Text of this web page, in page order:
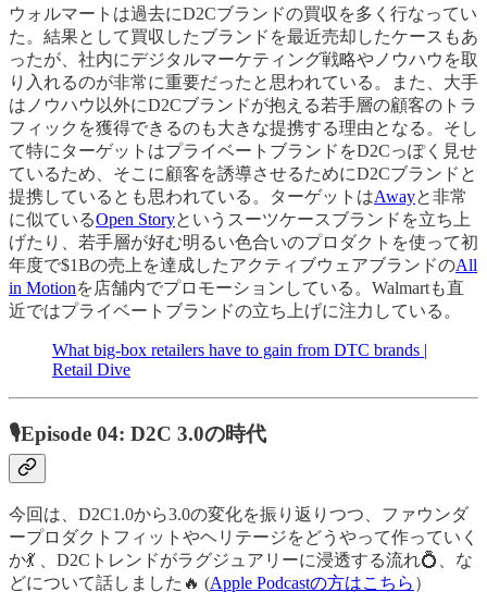
ウォルマートは過去にD2Cブランドの買収を多く行なってい
た。結果として買収したブランドを最近売却したケースもあ
ったが、社内にデジタルマーケティング戦略やノウハウを取
り入れるのが非常に重要だったと思われている。また、大手
はノウハウ以外にD2Cブランドが抱える若手層の顧客のトラ
フィックを獲得できるのも大きな提携する理由となる。そし
て特にターゲットはプライベートブランドをD2Cっぽく見せ
ているため、そこに顧客を誘導させるためにD2Cブランドと
提携しているとも思われている。ターゲットはAwayと非常
に似ているOpen Storyというスーツケースブランドを立ち上
げたり、若手層が好む明るい色合いのプロダクトを使って初
年度で$1Bの売上を達成したアクティブウェアブランドのAll
in Motionを店舗内でプロモーションしている。Walmartも直
近ではプライベートブランドの立ち上げに注力している。
What big-box retailers have to gain from DTC brands |
Retail Dive
🎙Episode 04: D2C 3.0の時代
今回は、D2C1.0から3.0の変化を振り返りつつ、ファウンダ
ープロダクトフィットやヘリテージをどうやって作っていく
か💃 、D2Cトレンドがラグジュアリーに浸透する流れ💍、な
どについて話しました🔥 (Apple Podcastの方はこちら ）